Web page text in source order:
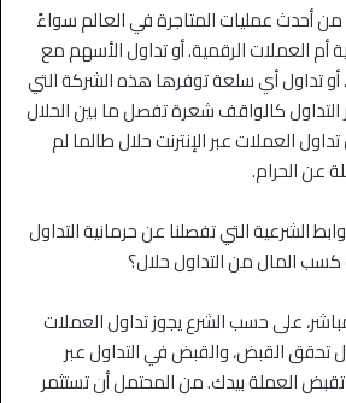
من أحدث عمليات المتاجرة في العالم سواءً
أم العملات الرقمية. أو تداول الأسهم مع
تداول أي سلعة توفرها هذه الشركة التي
التداول كالواقف شعرة تفصل ما بين الحلال
العملات عبر الإنترنت حلال طالما لم
عن الحرام.
الشرعية التي تفصلنا عن حرمانية التداول
كسب المال من التداول حلال؟
على حسب الشرع يجوز تداول العملات
القبض، والقبض في التداول عبر
تقبض العملة بيدك. من المحتمل أن تستثمر